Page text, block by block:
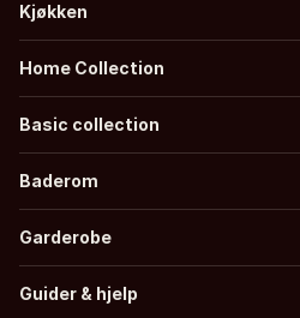
Kjøkken
Home Collection
Basic collection
Baderom
Garderobe
Guider & hjelp